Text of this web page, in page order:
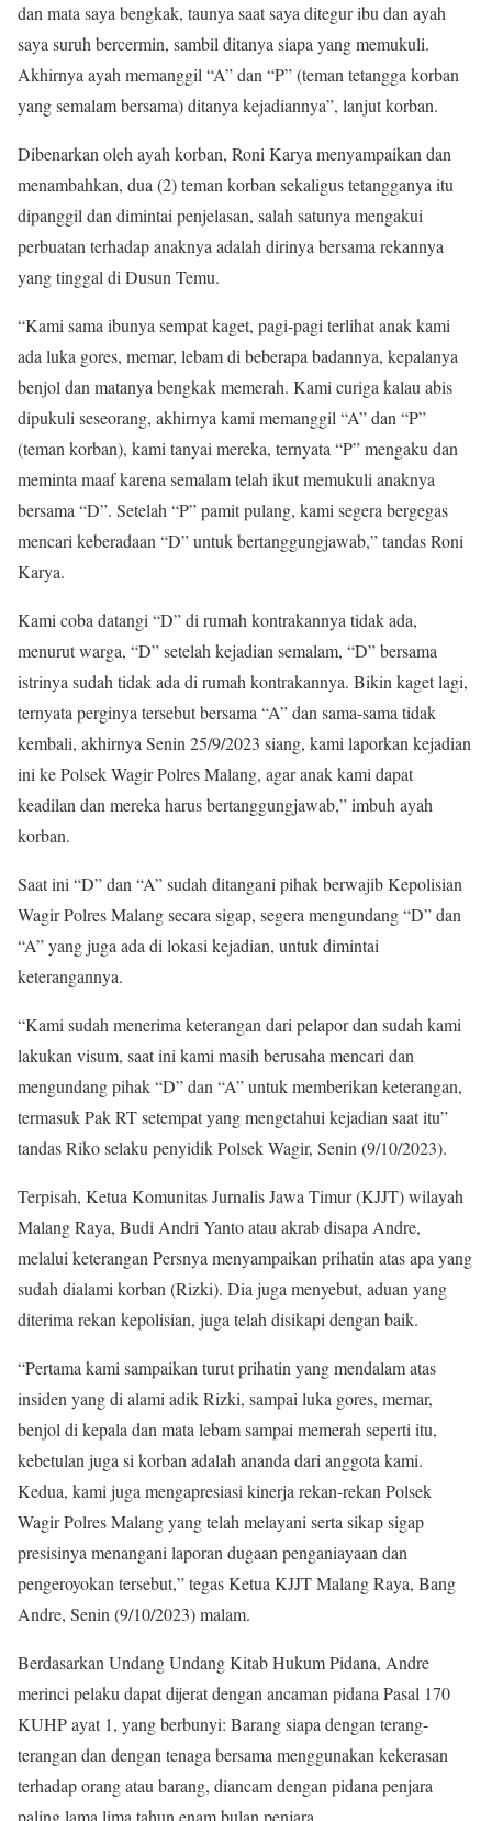
dan mata saya bengkak, taunya saat saya ditegur ibu dan ayah
saya suruh bercermin, sambil ditanya siapa yang memukuli.
Akhirnya ayah memanggil “A” dan “P” (teman tetangga korban
yang semalam bersama) ditanya kejadiannya”, lanjut korban.
Dibenarkan oleh ayah korban, Roni Karya menyampaikan dan
menambahkan, dua (2) teman korban sekaligus tetangganya itu
dipanggil dan dimintai penjelasan, salah satunya mengakui
perbuatan terhadap anaknya adalah dirinya bersama rekannya
yang tinggal di Dusun Temu.
“Kami sama ibunya sempat kaget, pagi-pagi terlihat anak kami
ada luka gores, memar, lebam di beberapa badannya, kepalanya
benjol dan matanya bengkak memerah. Kami curiga kalau abis
dipukuli seseorang, akhirnya kami memanggil “A” dan “P”
(teman korban), kami tanyai mereka, ternyata “P” mengaku dan
meminta maaf karena semalam telah ikut memukuli anaknya
bersama “D”. Setelah “P” pamit pulang, kami segera bergegas
mencari keberadaan “D” untuk bertanggungjawab,” tandas Roni
Karya.
Kami coba datangi “D” di rumah kontrakannya tidak ada,
menurut warga, “D” setelah kejadian semalam, “D” bersama
istrinya sudah tidak ada di rumah kontrakannya. Bikin kaget lagi,
ternyata perginya tersebut bersama “A” dan sama-sama tidak
kembali, akhirnya Senin 25/9/2023 siang, kami laporkan kejadian
ini ke Polsek Wagir Polres Malang, agar anak kami dapat
keadilan dan mereka harus bertanggungjawab,” imbuh ayah
korban.
Saat ini “D” dan “A” sudah ditangani pihak berwajib Kepolisian
Wagir Polres Malang secara sigap, segera mengundang “D” dan
“A” yang juga ada di lokasi kejadian, untuk dimintai
keterangannya.
“Kami sudah menerima keterangan dari pelapor dan sudah kami
lakukan visum, saat ini kami masih berusaha mencari dan
mengundang pihak “D” dan “A” untuk memberikan keterangan,
termasuk Pak RT setempat yang mengetahui kejadian saat itu”
tandas Riko selaku penyidik Polsek Wagir, Senin (9/10/2023).
Terpisah, Ketua Komunitas Jurnalis Jawa Timur (KJJT) wilayah
Malang Raya, Budi Andri Yanto atau akrab disapa Andre,
melalui keterangan Persnya menyampaikan prihatin atas apa yang
sudah dialami korban (Rizki). Dia juga menyebut, aduan yang
diterima rekan kepolisian, juga telah disikapi dengan baik.
“Pertama kami sampaikan turut prihatin yang mendalam atas
insiden yang di alami adik Rizki, sampai luka gores, memar,
benjol di kepala dan mata lebam sampai memerah seperti itu,
kebetulan juga si korban adalah ananda dari anggota kami.
Kedua, kami juga mengapresiasi kinerja rekan-rekan Polsek
Wagir Polres Malang yang telah melayani serta sikap sigap
presisinya menangani laporan dugaan penganiayaan dan
pengeroyokan tersebut,” tegas Ketua KJJT Malang Raya, Bang
Andre, Senin (9/10/2023) malam.
Berdasarkan Undang Undang Kitab Hukum Pidana, Andre
merinci pelaku dapat dijerat dengan ancaman pidana Pasal 170
KUHP ayat 1, yang berbunyi: Barang siapa dengan terang-
terangan dan dengan tenaga bersama menggunakan kekerasan
terhadap orang atau barang, diancam dengan pidana penjara
paling lama lima tahun enam bulan penjara.